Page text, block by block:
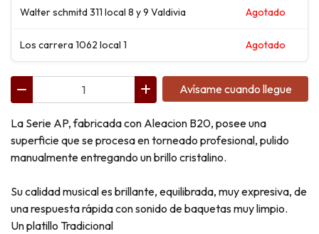
Walter schmitd 311 local 8 y 9 Valdivia Agotado
Los carrera 1062 local 1 Agotado
Avísame cuando llegue
La Serie AP, fabricada con Aleacion B20, posee una
superficie que se procesa en torneado profesional, pulido
manualmente entregando un brillo cristalino.
Su calidad musical es brillante, equilibrada, muy expresiva, de
una respuesta rápida con sonido de baquetas muy limpio.
Un platillo Tradicional